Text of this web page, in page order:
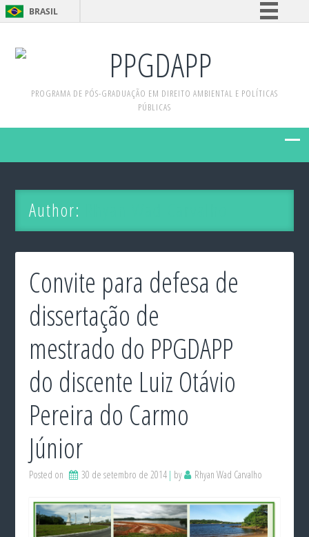
BRASIL
Comunica BR
Participe
Acesso à informação
PPGDAPP
PROGRAMA DE PÓS-GRADUAÇÃO EM DIREITO AMBIENTAL E POLÍTICAS
PÚBLICAS
Author:
Convite para defesa de
dissertação de
mestrado do PPGDAPP
do discente Luiz Otávio
Pereira do Carmo
Júnior
Posted on 30 de setembro de 2014 by Rhyan Wad Carvalho